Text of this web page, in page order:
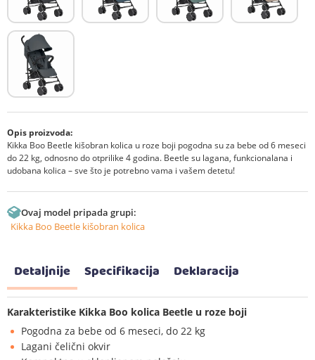
Opis proizvoda:
Kikka Boo Beetle kišobran kolica u roze boji pogodna su za bebe od 6 meseci
do 22 kg, odnosno do otprilike 4 godina. Beetle su lagana, funkcionalana i
udobana kolica – sve što je potrebno vama i vašem detetu!
Ovaj model pripada grupi:
Kikka Boo Beetle kišobran kolica
Detaljnije Specifikacija Deklaracija
Karakteristike Kikka Boo kolica Beetle u roze boji
Pogodna za bebe od 6 meseci, do 22 kg
Lagani čelični okvir